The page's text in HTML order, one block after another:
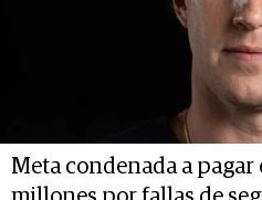
Meta condenada a pagar